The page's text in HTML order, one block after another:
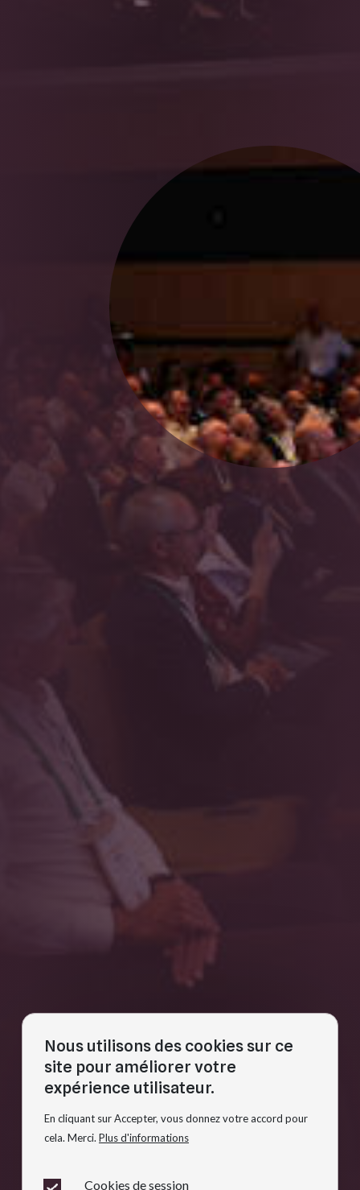
Nous utilisons des cookies sur ce
site pour améliorer votre
expérience utilisateur.
En cliquant sur Accepter, vous donnez votre accord pour
cela. Merci. Plus d'informations
Cookies de session